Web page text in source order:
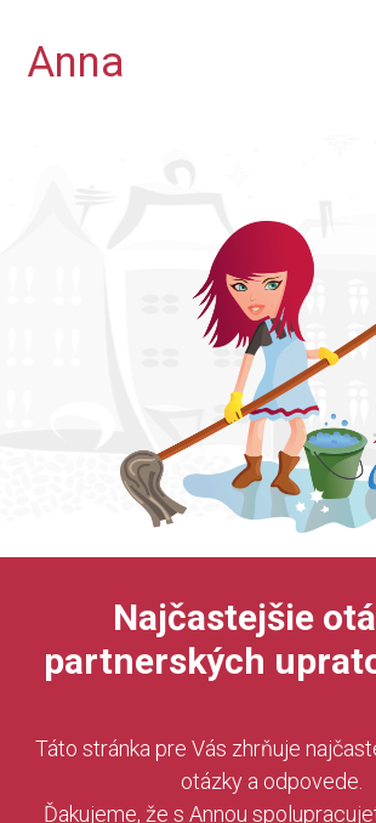
Anna
Najčastejšie
partnerských
Táto stránka pre Vás zhrňuje
otázky a odpovede.
Ďakujeme, že s Annou